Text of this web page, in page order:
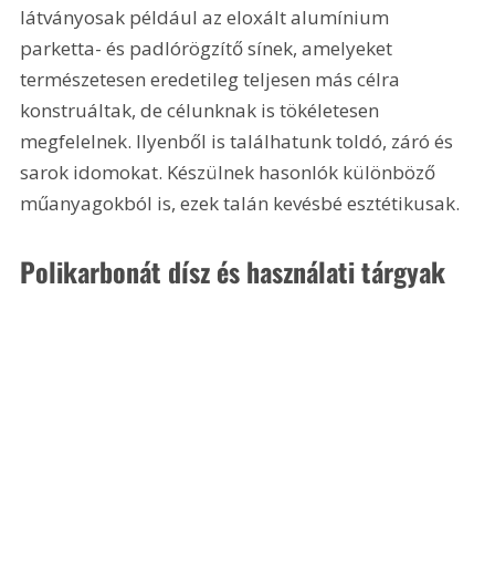
látványosak például az eloxált alumínium
parketta- és padlórögzítő sínek, amelyeket
természetesen eredetileg teljesen más célra
konstruáltak, de célunknak is tökéletesen
megfelelnek. Ilyenből is találhatunk toldó, záró és
sarok idomokat. Készülnek hasonlók különböző
műanyagokból is, ezek talán kevésbé esztétikusak.
Polikarbonát dísz és használati tárgyak